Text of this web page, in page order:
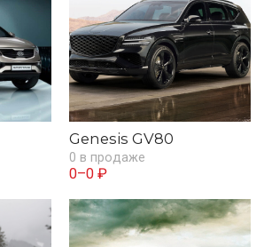
Genesis GV80
0 в продаже
0–0 ₽